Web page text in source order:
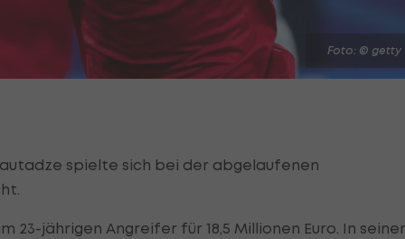
Foto: © getty
spielte sich bei der abgelaufenen
23-jährigen Angreifer für 18,5 Millionen Euro. In seiner